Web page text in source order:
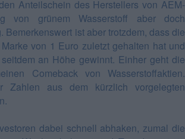
Anteilschein des Herstellers von AEM-
von grünem Wasserstoff aber doch
ist aber trotzdem, dass die
von 1 Euro zuletzt gehalten hat und
an Höhe gewinnt. Einher geht die
Comeback von Wasserstoffaktien.
Zahlen aus dem kürzlich vorgelegten
dabei schnell abhaken, zumal die